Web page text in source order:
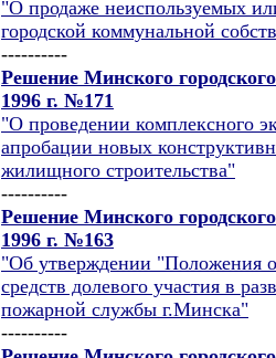
"О продаже неиспользуемых
городской коммунальной
----------
Решение Минского
1996 г. №171
"О проведении комплексного
апробации новых
жилищного строительства"
----------
Решение Минского
1996 г. №163
"Об утверждении "Положения
средств долевого участия в
пожарной службы г.Минска"
----------